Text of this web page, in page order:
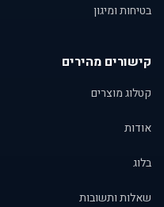
בטיחות ומיגון
קישורים מהירים
קטלוג מוצרים
אודות
בלוג
שאלות ותשובות